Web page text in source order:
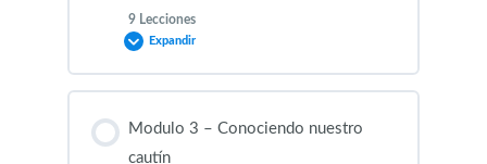
RM1L1 Introduccion General
RM1L2 Resumen del Curso
9 Lecciones
Expandir
0% COMPLETADO
Modulo 3 – Conociendo nuestro
cautín